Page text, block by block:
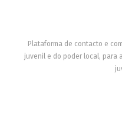
Plataforma de contacto e
juvenil e do poder local, para